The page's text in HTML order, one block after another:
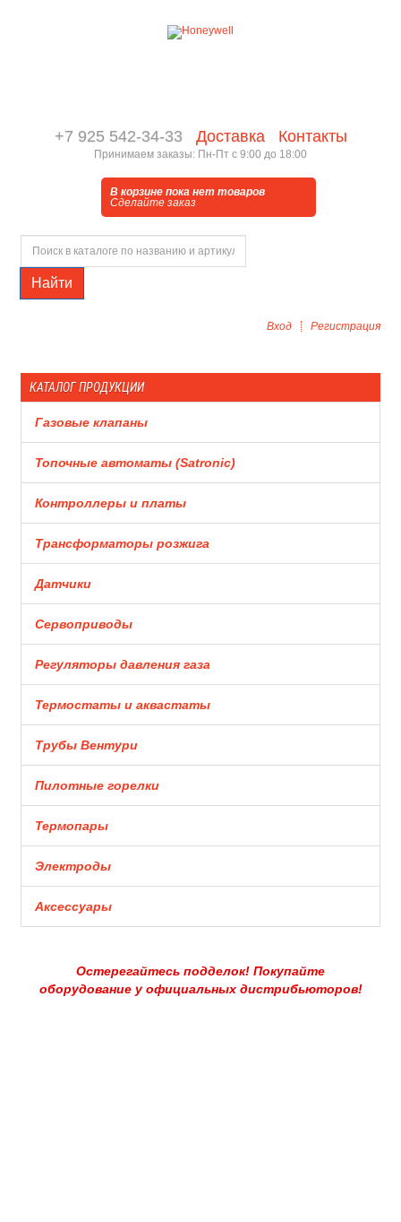
+7 925 542-34-33 Доставка Контакты
Принимаем заказы: Пн-Пт с 9:00 до 18:00
В корзине пока нет товаров
Сделайте заказ
Найти
Вход Регистрация
КАТАЛОГ ПРОДУКЦИИ
Газовые клапаны
Топочные автоматы (Satronic)
Контроллеры и платы
Трансформаторы розжига
Датчики
Сервоприводы
Регуляторы давления газа
Термостаты и аквастаты
Трубы Вентури
Пилотные горелки
Термопары
Электроды
Аксессуары
Остерегайтесь подделок! Покупайте
оборудование у официальных дистрибьюторов!